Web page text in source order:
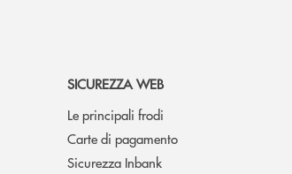
SICUREZZA WEB
Le principali frodi
Carte di pagamento
Sicurezza Inbank